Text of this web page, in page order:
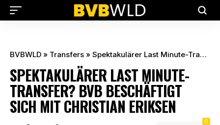
BVBWLD » Transfers » Spektakulärer Last Minute-Transfer? BVB beschäftigt sich mit Christian Eriksen
SPEKTAKULÄRER LAST MINUTE-
TRANSFER? BVB BESCHÄFTIGT
SICH MIT CHRISTIAN ERIKSEN
0